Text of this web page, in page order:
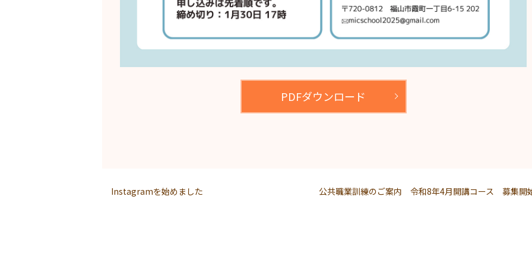
PDFダウンロード
Instagramを始めました 公共職業訓練のご案内 令和8年4月開講コース 募集開